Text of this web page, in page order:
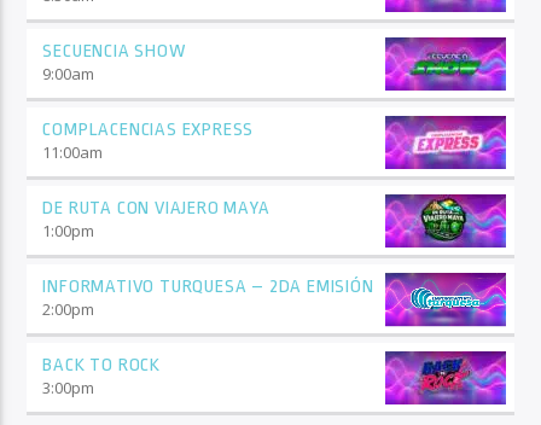
SECUENCIA SHOW
9:00am
COMPLACENCIAS EXPRESS
11:00am
DE RUTA CON VIAJERO MAYA
1:00pm
INFORMATIVO TURQUESA – 2DA EMISIÓN
2:00pm
BACK TO ROCK
3:00pm